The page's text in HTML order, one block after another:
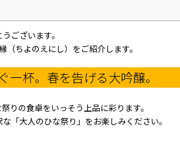
ございます。
ちよのえにし）をご紹介します。
一杯。春を告げる大吟醸。
りの食卓をいっそう上品に彩ります。
「大人のひな祭り」をお楽しみください。